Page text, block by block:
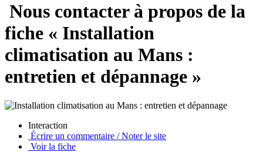
Nous contacter à propos de la
fiche « Installation
climatisation au Mans :
entretien et dépannage »
Interaction
Écrire un commentaire / Noter le site
Voir la fiche